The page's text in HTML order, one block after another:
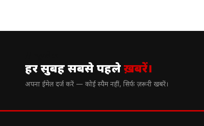
हर सुबह सबसे पहलेख़बरें।
अपना ईमेल दर्ज करें — कोई स्पैम नहीं, सिर्फ ज़रूरी खबरें।